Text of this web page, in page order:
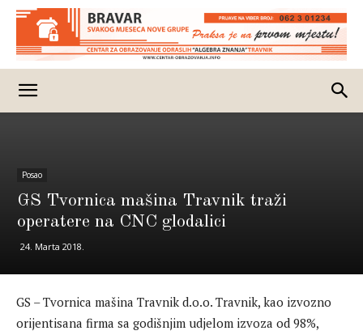
Posao
GS Tvornica mašina Travnik traži
operatere na CNC glodalici
24. Marta 2018.
GS – Tvornica mašina Travnik d.o.o. Travnik, kao izvozno
orijentisana firma sa godišnjim udjelom izvoza od 98%,